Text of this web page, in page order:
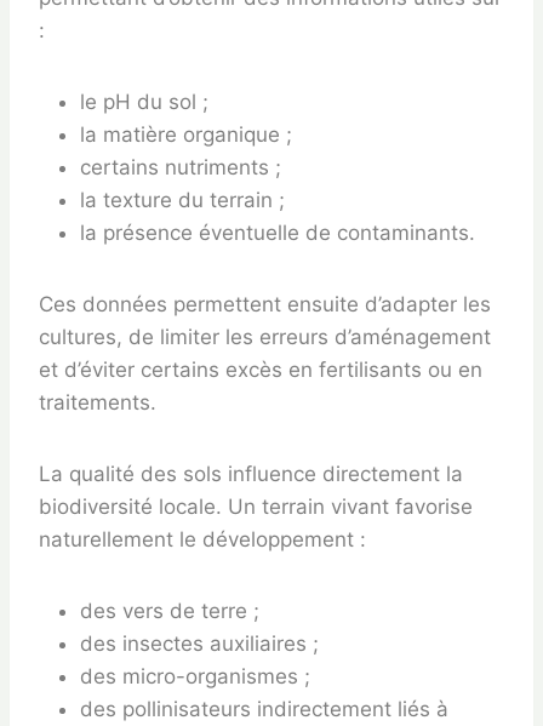
:
le pH du sol ;
la matière organique ;
certains nutriments ;
la texture du terrain ;
la présence éventuelle de contaminants.
Ces données permettent ensuite d’adapter les
cultures, de limiter les erreurs d’aménagement
et d’éviter certains excès en fertilisants ou en
traitements.
La qualité des sols influence directement la
biodiversité locale. Un terrain vivant favorise
naturellement le développement :
des vers de terre ;
des insectes auxiliaires ;
des micro-organismes ;
des pollinisateurs indirectement liés à